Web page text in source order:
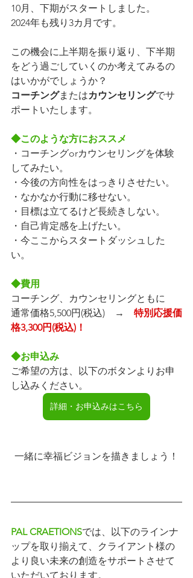
10月、下期がスタートしました。
2024年も残り3カ月です。
この機会に上半期を振り返り、下半期
をどう過ごしていくのか考えてみるの
はいかがでしょうか？
コーチングまたはカウンセリングでサ
ポートいたします。
◆このような方におススメ
・コーチングorカウンセリングを体験
してみたい。
・今後の方向性をはっきりさせたい。
・なかなか行動に移せない。
・目標は立てるけど長続きしない。
・自己肯定感を上げたい。
・今ここからスタートダッシュした
い。
◆費用
コーチング、カウンセリングともに
通常価格5,500円(税込)　→ 特別応援価
格3,300円(税込)！
◆お申込み
ご希望の方は、以下のボタンよりお申
し込みください。
詳細・お申込みはこちら
一緒に幸福ビジョンを描きましょう！
PAL CRAETIONSでは、以下のラインナ
ップを取り揃えて、クライアント様の
より良い未来の創造をサポートさせて
いただいております。